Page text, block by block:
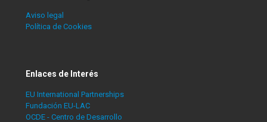
Aviso legal
Política de Cookies
Enlaces de Interés
EU International Partnerships
Fundación EU-LAC
OCDE - Centro de Desarrollo